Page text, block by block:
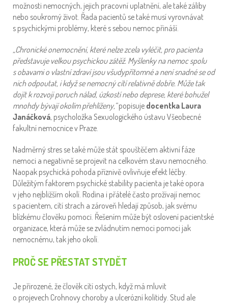
možnosti nemocných, jejich pracovní uplatnění, ale také záliby
nebo soukromý život. Řada pacientů se také musí vyrovnávat
s psychickými problémy, které s sebou nemoc přináší.
„Chronické onemocnění, které nelze zcela vyléčit, pro pacienta
představuje velkou psychickou zátěž. Myšlenky na nemoc spolu
s obavami o vlastní zdraví jsou všudypřítomné a není snadné se od
nich odpoutat, i když se nemocný cítí relativně dobře. Může tak
dojít k rozvoji poruch nálad, úzkostí nebo deprese, které bohužel
mnohdy bývají okolím přehlíženy,“popisuje docentka Laura
Janáčková, psycholožka Sexuologického ústavu Všeobecné
fakultní nemocnice v Praze.
Nadměrný stres se také může stát spouštěčem aktivní fáze
nemoci a negativně se projevit na celkovém stavu nemocného.
Naopak psychická pohoda příznivě ovlivňuje efekt léčby.
Důležitým faktorem psychické stability pacienta je také opora
v jeho nejbližším okolí. Rodina i přátelé často prožívají nemoc
s pacientem, cítí strach a zároveň hledají způsob, jak svému
blízkému člověku pomoci. Řešením může být oslovení pacientské
organizace, která může se zvládnutím nemoci pomoci jak
nemocnému, tak jeho okolí.
PROČ SE PŘESTAT STYDĚT
Je přirozené, že člověk cítí ostych, když má mluvit
o projevech Crohnovy choroby a ulcerózní kolitidy. Stud ale